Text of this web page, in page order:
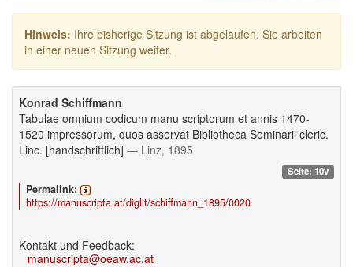
Hinweis: Ihre bisherige Sitzung ist abgelaufen. Sie arbeiten
in einer neuen Sitzung weiter.
Konrad Schiffmann
Tabulae omnium codicum manu scriptorum et annis 1470-
1520 impressorum, quos asservat Bibliotheca Seminarii cleric.
Linc. [handschriftlich] — Linz, 1895
Seite: 10v
Permalink:
https://manuscripta.at/diglit/schiffmann_1895/0020
Kontakt und Feedback:
manuscripta@oeaw.ac.at